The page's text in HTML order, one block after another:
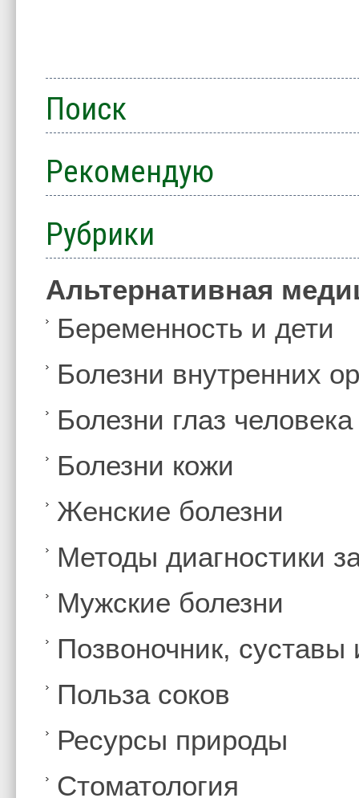
Поиск
Рекомендую
Рубрики
Альтернативная
Беременность и дети
Болезни внутренних
Болезни глаз человека
Болезни кожи
Женские болезни
Методы диагностики
Мужские болезни
Позвоночник,
Польза соков
Ресурсы природы
Стоматология